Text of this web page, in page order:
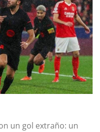
un gol extraño: un